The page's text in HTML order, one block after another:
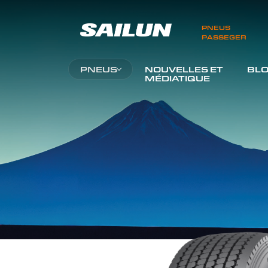
PNEUS
PASSEGER
PNEUS
NOUVELLES ET
MÉDIATIQUE
PNEU RÉGIONAL